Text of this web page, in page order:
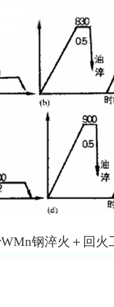
钢淬火＋回火